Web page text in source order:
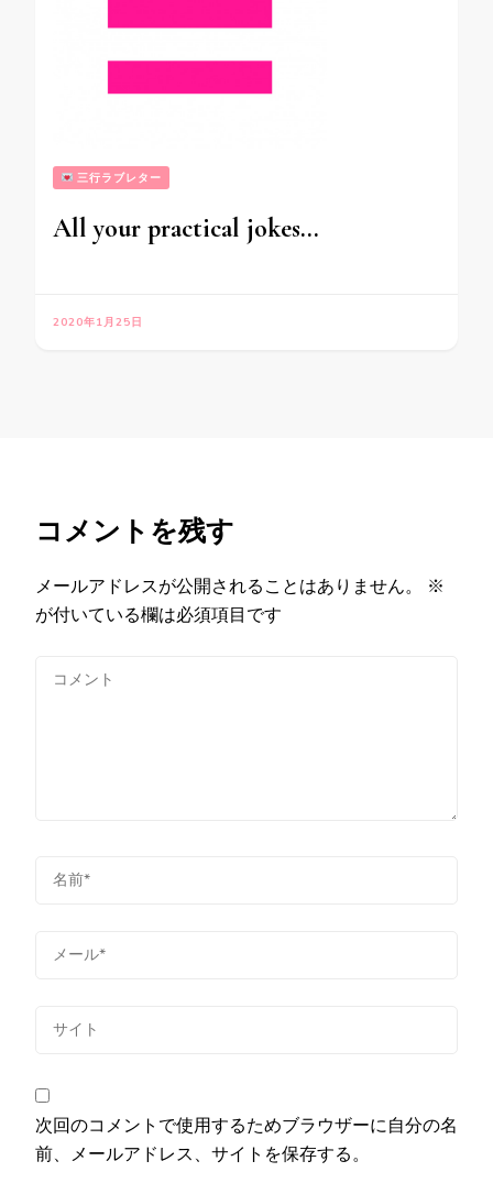
三行ラブレター
All your practical jokes…
2020年1月25日
コメントを残す
メールアドレスが公開されることはありません。
※
が付いている欄は必須項目です
次回のコメントで使用するためブラウザーに自分の名
前、メールアドレス、サイトを保存する。